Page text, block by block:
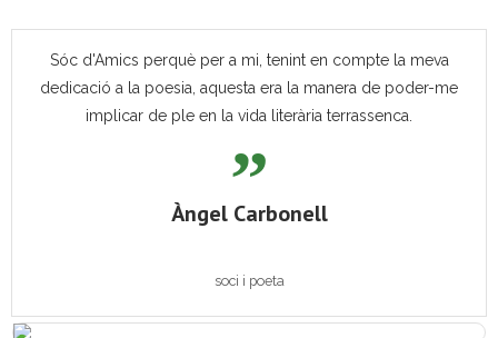
Sóc d'Amics perquè per a mi, tenint en compte la meva
dedicació a la poesia, aquesta era la manera de poder-me
implicar de ple en la vida literària terrassenca.
Àngel Carbonell
soci i poeta